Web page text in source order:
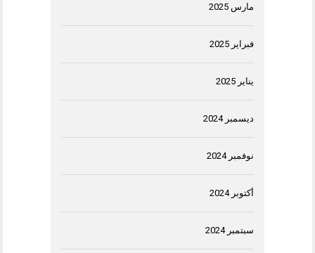
مارس 2025
فبراير 2025
يناير 2025
ديسمبر 2024
نوفمبر 2024
أكتوبر 2024
سبتمبر 2024